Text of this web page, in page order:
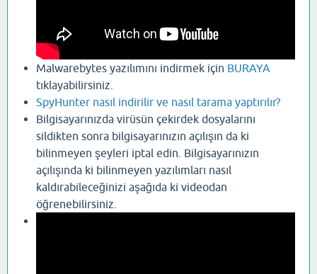
Malwarebytes yazılımını indirmek için BURAYA
tıklayabilirsiniz.
SpyHunter nasıl indirilir ve nasıl tarama yaptırılır?
Bilgisayarınızda virüsün çekirdek dosyalarını
sildikten sonra bilgisayarınızın açılışın da ki
bilinmeyen şeyleri iptal edin. Bilgisayarınızın
açılışında ki bilinmeyen yazılımları nasıl
kaldırabileceğinizi aşağıda ki videodan
öğrenebilirsiniz.